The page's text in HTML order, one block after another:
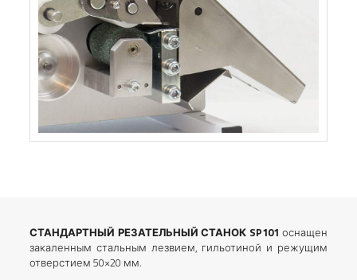
СТАНДАРТНЫЙ РЕЗАТЕЛЬНЫЙ СТАНОК SP101 оснащен
закаленным стальным лезвием, гильотиной и режущим
отверстием 50×20 мм.